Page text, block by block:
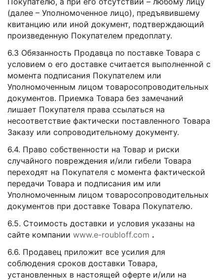
(далее – Уполномоченное лицо), предъявившему
квитанцию или иной документ, подтверждающий
произведенную Покупателем предоплату.
6.3 Обязанность Продавца по поставке Товара с
условием о его доставке считается выполненной с
момента подписания Покупателем или
Уполномоченным лицом товаросопроводительных
документов. Приемка Товара без замечаний
лишает Покупателя права ссылаться на
несоответствие фактически поставленного Товара
Заказу или сопроводительному документу.
6.4. Право собственности на Товар и риски
случайного повреждения и/или гибели Товара
переходят на Покупателя с момента фактической
передачи Товара и подписания им или
Уполномоченным лицом товаросопроводительных
документов при доставке Товара Покупателю.
6.5. Стоимость доставки и условия указаны на
сайте компании www.e-roubloff.com .
6.6. Продавец приложит все усилия для
соблюдения сроков доставки Товара,
установленных в настоящей оферте и/или на